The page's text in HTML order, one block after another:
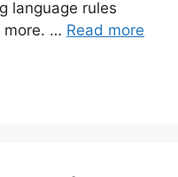
language rules
more. … Read more